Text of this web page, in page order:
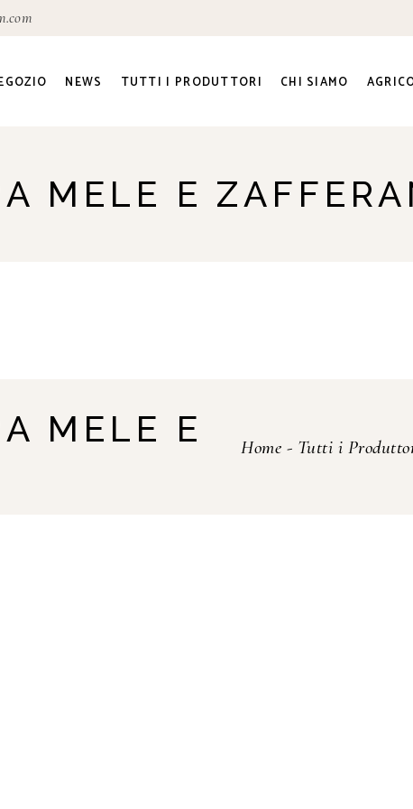
Sociale
NEWS TUTTI I PRODUTTORI CHI SIAMO
MELE E
MELE E
Home - Tutti i